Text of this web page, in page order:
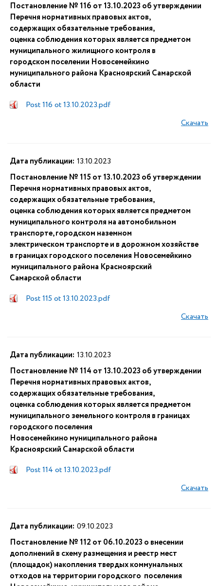
Постановление № 116 от 13.10.2023 об утверждении
Перечня нормативных правовых актов,
содержащих обязательные требования,
оценка соблюдения которых является предметом
муниципального жилищного контроля в
городском поселении Новосемейкино
муниципального района Красноярский Самарской
области
Post 116 ot 13.10.2023.pdf
Скачать
Дата публикации: 13.10.2023
Постановление № 115 от 13.10.2023 об утверждении
Перечня нормативных правовых актов,
содержащих обязательные требования,
оценка соблюдения которых является предметом
муниципального контроля на автомобильном
транспорте, городском наземном
электрическом транспорте и в дорожном хозяйстве
в границах городского поселения Новосемейкино
муниципального района Красноярский
Самарской области
Post 115 ot 13.10.2023.pdf
Скачать
Дата публикации: 13.10.2023
Постановление № 114 от 13.10.2023 об утверждении
Перечня нормативных правовых актов,
содержащих обязательные требования,
оценка соблюдения которых является предметом
муниципального земельного контроля в границах
городского поселения
Новосемейкино муниципального района
Красноярский Самарской области
Post 114 ot 13.10.2023.pdf
Скачать
Дата публикации: 09.10.2023
Постановление № 112 от 06.10.2023 о внесении
дополнений в схему размещения и реестр мест
(площадок) накопления твердых коммунальных
отходов на территории городского поселения